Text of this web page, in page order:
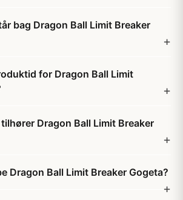
bag Dragon Ball Limit Breaker
for Dragon Ball Limit
Dragon Ball Limit Breaker
Dragon Ball Limit Breaker Gogeta?